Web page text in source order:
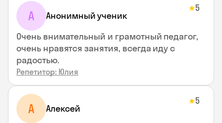
А Анонимный ученик
★5
Очень внимательный и грамотный педагог,
очень нравятся занятия, всегда иду с
радостью.
Репетитор: Юлия
А Алексей
★5